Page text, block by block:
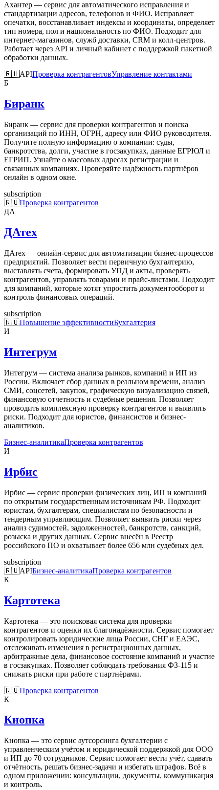
Ахантер — сервис для автоматического исправления и
стандартизации адресов, телефонов и ФИО. Исправляет
опечатки, восстанавливает индексы и координаты, определяет
тип номера, пол и национальность по ФИО. Подходит для
интернет-магазинов, служб доставки, CRM и колл-центров.
Работает через API и личный кабинет с поддержкой пакетной
обработки данных.
🇷🇺APIПроверка контрагентовУправление контактами
Б
Биранк
Биранк — сервис для проверки контрагентов и поиска
организаций по ИНН, ОГРН, адресу или ФИО руководителя.
Получите полную информацию о компании: суды,
банкротства, долги, участие в госзакупках, данные ЕГРЮЛ и
ЕГРИП. Узнайте о массовых адресах регистрации и
связанных компаниях. Проверяйте надёжность партнёров
онлайн в одном окне.
subscription
🇷🇺Проверка контрагентов
ДА
ДАтех
ДАтех — онлайн-сервис для автоматизации бизнес-процессов
предприятий. Позволяет вести первичную бухгалтерию,
выставлять счета, формировать УПД и акты, проверять
контрагентов, управлять товарами и прайс-листами. Подходит
для компаний, которые хотят упростить документооборот и
контроль финансовых операций.
subscription
🇷🇺Повышение эффективностиБухгалтерия
И
Интегрум
Интегрум — система анализа рынков, компаний и ИП из
России. Включает сбор данных в реальном времени, анализ
СМИ, соцсетей, закупок, графическую визуализацию связей,
финансовую отчетность и судебные решения. Позволяет
проводить комплексную проверку контрагентов и выявлять
риски. Подходит для юристов, финансистов и бизнес-
аналитиков.
Бизнес-аналитикаПроверка контрагентов
И
Ирбис
Ирбис — сервис проверки физических лиц, ИП и компаний
по открытым государственным источникам РФ. Подходит
юристам, бухгалтерам, специалистам по безопасности и
тендерным управляющим. Позволяет выявить риски через
анализ судимостей, задолженностей, банкротств, санкций,
розыска и других данных. Сервис внесён в Реестр
российского ПО и охватывает более 656 млн судебных дел.
subscription
🇷🇺APIБизнес-аналитикаПроверка контрагентов
К
Картотека
Картотека — это поисковая система для проверки
контрагентов и оценки их благонадёжности. Сервис помогает
контролировать юридические лица России, СНГ и ЕАЭС,
отслеживать изменения в регистрационных данных,
арбитражные дела, финансовое состояние компаний и участие
в госзакупках. Позволяет соблюдать требования ФЗ-115 и
снижать риски при работе с партнёрами.
🇷🇺Проверка контрагентов
К
Кнопка
Кнопка — это сервис аутсорсинга бухгалтерии с
управленческим учётом и юридической поддержкой для ООО
и ИП до 70 сотрудников. Сервис помогает вести учёт, сдавать
отчётность, решать бизнес-задачи и избегать штрафов. Всё в
одном приложении: консультации, документы, коммуникация
и контроль.